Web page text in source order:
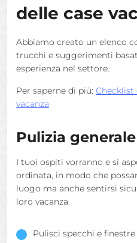
delle case
Abbiamo creato un elenco
trucchi e suggerimenti
esperienza nel settore.
Per saperne di più: Checklist
vacanza
Pulizia
I tuoi ospiti vorranno e si
ordinata, in modo che
luogo ma anche sentirsi
loro vacanza.
Pulisci specchi e finestre